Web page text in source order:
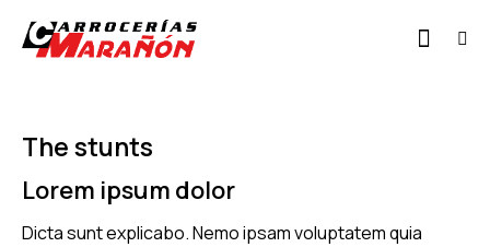
The stunts
Lorem ipsum dolor
Dicta sunt explicabo. Nemo ipsam voluptatem quia